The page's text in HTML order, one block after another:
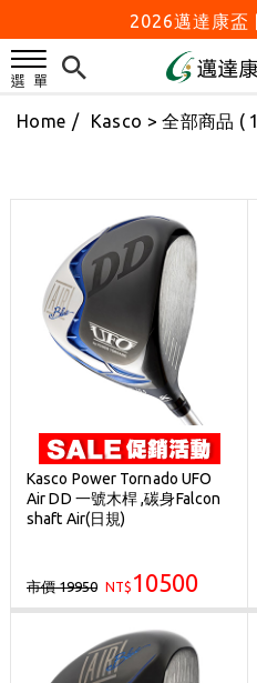
2026邁達康盃
7月份 門市免費
歡迎體驗公益店
刷台新卡滿
Golf Point
消費滿
Happy
父親節優
2026邁達康盃
7月份 門市免費
防詐騙! 勿信來
歡迎體驗公益店
刷台新卡滿
Golf Point
Home / Kasco > 全部商品 (
Kasco Power Tornado UFO
Air DD 一號木桿 ,碳身Falcon
shaft Air(日規)
市價 19950 NT$ 10500